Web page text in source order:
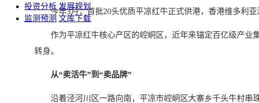
投资分析 发展规划
监测预测 文库下载
今年3月，首批20头优质平凉红牛正式供港，香港维多利亚
作为平凉红牛核心产区的崆峒区，近年来锚定百亿级产业集
转身。
从“卖活牛”到“卖品牌”
沿着泾河川区一路向南，平凉市崆峒区大寨乡千头牛村串珠